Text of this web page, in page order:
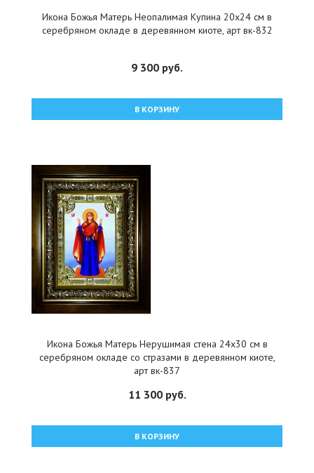
Икона Божья Матерь Неопалимая Купина 20x24 см в
серебряном окладе в деревянном киоте, арт вк-832
9 300 руб.
В КОРЗИНУ
Икона Божья Матерь Нерушимая стена 24x30 см в
серебряном окладе со стразами в деревянном киоте,
арт вк-837
11 300 руб.
В КОРЗИНУ